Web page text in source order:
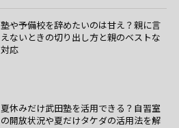
塾や予備校を辞めたいのは甘え？親に言
えないときの切り出し方と親のベストな
対応
夏休みだけ武田塾を活用できる？自習室
の開放状況や夏だけタケダの活用法を解